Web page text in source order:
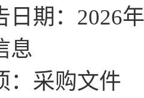
期： 2026
息
：采购文件